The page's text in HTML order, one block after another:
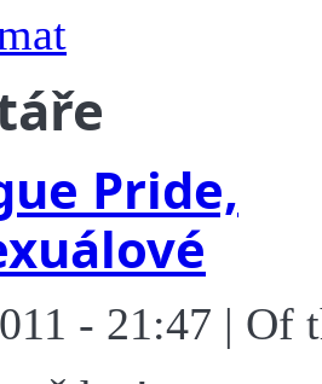
Pride,
- 21:47 | Of